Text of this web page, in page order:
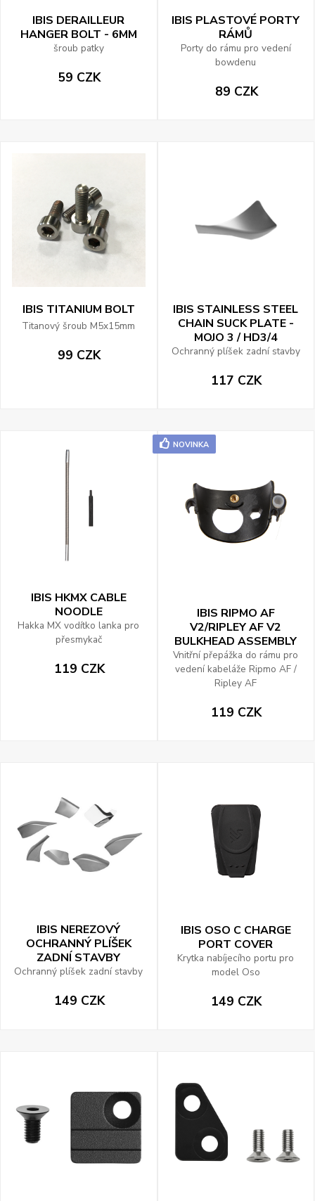
IBIS DERAILLEUR
HANGER BOLT - 6MM
šroub patky
59 CZK
IBIS PLASTOVÉ PORTY
RÁMŮ
Porty do rámu pro vedení
bowdenu
89 CZK
IBIS TITANIUM BOLT
Titanový šroub M5x15mm
99 CZK
IBIS STAINLESS STEEL
CHAIN SUCK PLATE -
MOJO 3 / HD3/4
Ochranný plíšek zadní stavby
117 CZK
IBIS HKMX CABLE
NOODLE
Hakka MX vodítko lanka pro
přesmykač
119 CZK
IBIS RIPMO AF
V2/RIPLEY AF V2
BULKHEAD ASSEMBLY
Vnitřní přepážka do rámu pro
vedení kabeláže Ripmo AF /
Ripley AF
119 CZK
NOVINKA
IBIS NEREZOVÝ
OCHRANNÝ PLÍŠEK
ZADNÍ STAVBY
Ochranný plíšek zadní stavby
149 CZK
IBIS OSO C CHARGE
PORT COVER
Krytka nabíjecího portu pro
model Oso
149 CZK